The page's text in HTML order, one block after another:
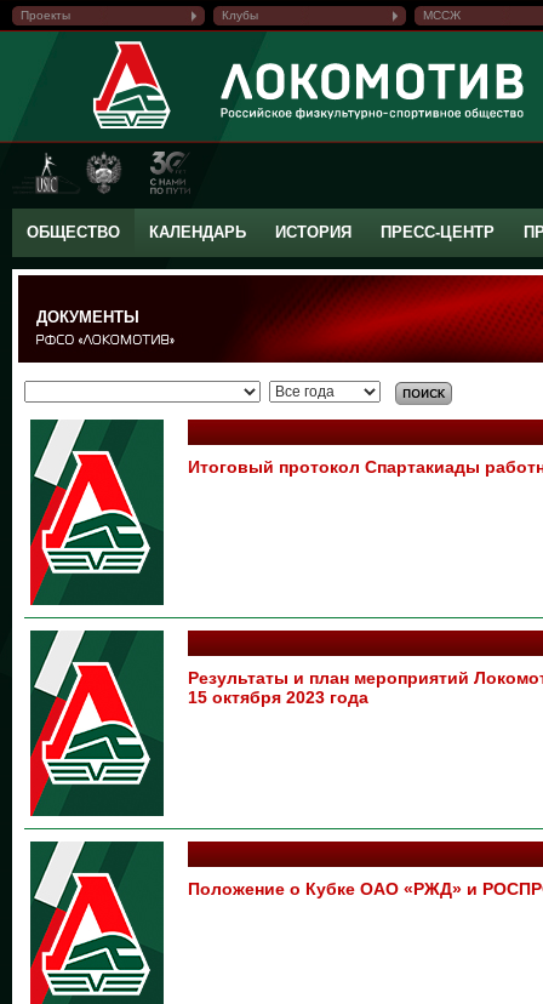
Проекты Клубы МССЖ
ОБЩЕСТВО КАЛЕНДАРЬ ИСТОРИЯ ПРЕСС-ЦЕНТР
ДОКУМЕНТЫ
Итоговый протокол Спартакиады
Результаты и план мероприятий
15 октября 2023 года
Положение о Кубке ОАО «РЖД» и